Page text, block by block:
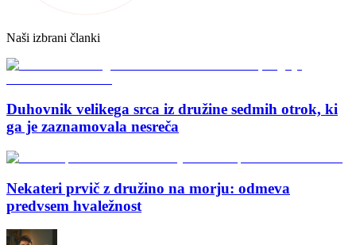
Naši izbrani članki
Duhovnik velikega srca iz družine sedmih otrok, ki
ga je zaznamovala nesreča
Nekateri prvič z družino na morju: odmeva
predvsem hvaležnost